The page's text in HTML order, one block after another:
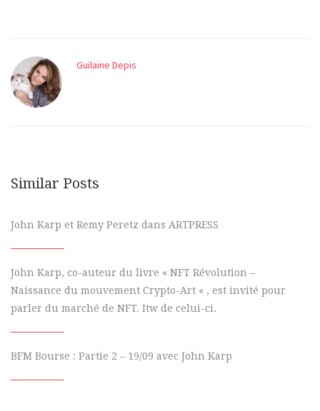
Guilaine Depis
Similar Posts
John Karp et Remy Peretz dans ARTPRESS
John Karp, co-auteur du livre « NFT Révolution –
Naissance du mouvement Crypto-Art « , est invité pour
parler du marché de NFT. Itw de celui-ci.
BFM Bourse : Partie 2 – 19/09 avec John Karp